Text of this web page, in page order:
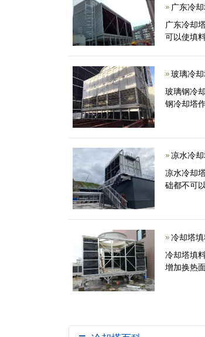
广东冷
广东冷却
可以使填
玻璃冷
玻璃钢冷
钢冷却塔
凉水冷
凉水冷却
础都不可
冷却塔
冷却塔填
增加换热